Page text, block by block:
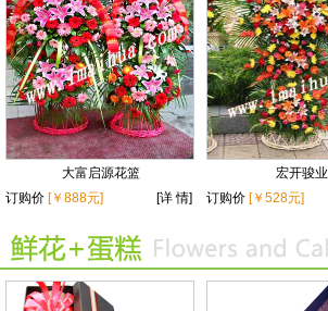
大富启源花篮
订购价 [￥888元] [详 情]
宏开骏业
订购价 [￥528元]